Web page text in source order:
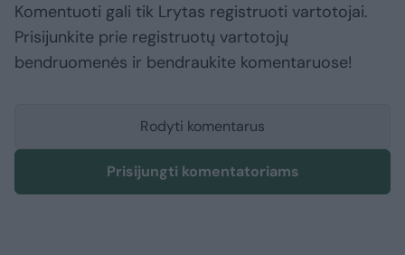
Komentuoti gali tik Lrytas registruoti vartotojai.
Prisijunkite prie registruotų vartotojų
bendruomenės ir bendraukite komentaruose!
Rodyti komentarus
Prisijungti komentatoriams